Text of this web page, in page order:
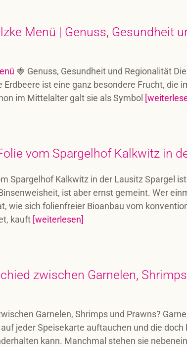
Menü | Genuss, Gesundheit
🍓 Genuss, Gesundheit und Regionalität
Erdbeere ist eine ganz besondere Frucht, die
im Mittelalter galt sie als Symbol
vom Spargelhof Kalkwitz in
Spargelhof Kalkwitz in der Lausitz Spargel
ist aber ernst gemeint. Wer
wie sich folienfreier Bioanbau vom
kauft[weiterlesen]
zwischen Garnelen,
Garnelen, Shrimps und Prawns?
jeder Speisekarte auftauchen und die doch
kann. Manchmal stehen sie